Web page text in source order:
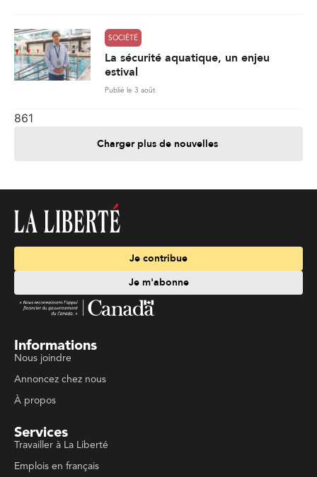
SOCIÉTÉ
La sécurité aquatique, un enjeu
estival
Publié le 3 août
861
Charger plus de nouvelles
Je contribue
Je m'abonne
Informations
Nous joindre
Annoncez chez nous
À propos
Services
Travailler à La Liberté
Emplois en français